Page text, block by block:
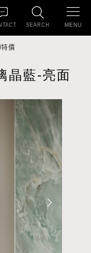
SEARCH MENU
價
晶藍-亮面